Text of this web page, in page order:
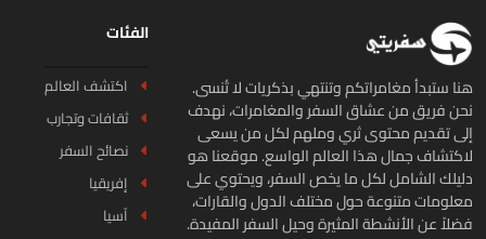
ستبدأ مغامراتكم وتنتهي بذكريات لا تُنسى.
فريق من عشاق السفر والمغامرات، نهدف
تقديم محتوى ثري وملهم لكل من يسعى
جمال هذا العالم الواسع. موقعنا هو
الشامل لكل ما يخص السفر، ويحتوي على
متنوعة حول مختلف الدول والقارات،
عن الأنشطة المثيرة وحيل السفر المفيدة.
الفئات
اكتشف العالم
ثقافات وتجارب
نصائح السفر
إفريقيا
آسيا